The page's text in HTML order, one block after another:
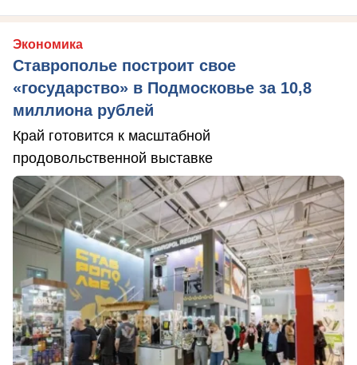
Экономика
Ставрополье построит свое
«государство» в Подмосковье за 10,8
миллиона рублей
Край готовится к масштабной
продовольственной выставке